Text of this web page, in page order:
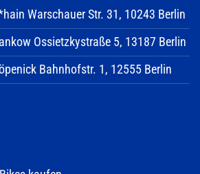
Warschauer Str. 31, 10243 Berlin
Ossietzkystraße 5, 13187 Berlin
Bahnhofstr. 1, 12555 Berlin